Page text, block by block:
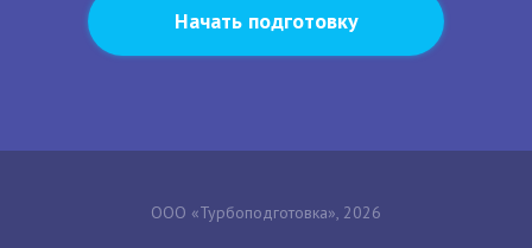
Начать подготовку
ООО «Турбоподготовка», 2026